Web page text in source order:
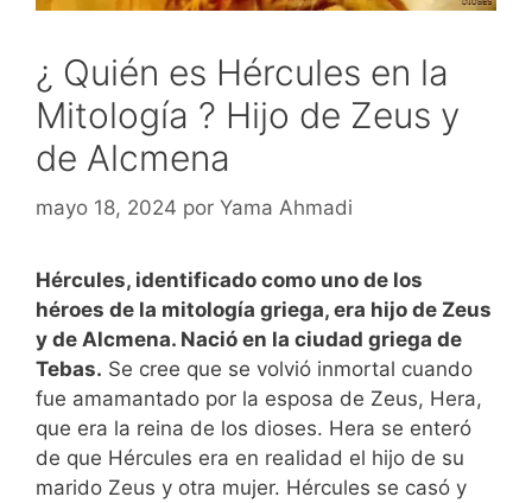
¿ Quién es Hércules en la
Mitología ? Hijo de Zeus y
de Alcmena
mayo 18, 2024 por Yama Ahmadi
Hércules, identificado como uno de los
héroes de la mitología griega, era hijo de Zeus
y de Alcmena. Nació en la ciudad griega de
Tebas. Se cree que se volvió inmortal cuando
fue amamantado por la esposa de Zeus, Hera,
que era la reina de los dioses. Hera se enteró
de que Hércules era en realidad el hijo de su
marido Zeus y otra mujer. Hércules se casó y